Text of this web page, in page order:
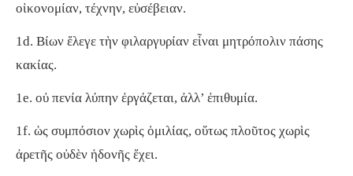
οἰκονομίαν, τέχνην, εὐσέβειαν.
1d. Βίων ἔλεγε τὴν φιλαργυρίαν εἶναι μητρόπολιν πάσης
κακίας.
1e. οὐ πενία λύπην ἐργάζεται, ἀλλ’ ἐπιθυμία.
1f. ὡς συμπόσιον χωρὶς ὁμιλίας, οὕτως πλοῦτος χωρὶς
ἀρετῆς οὐδὲν ἡδονῆς ἔχει.